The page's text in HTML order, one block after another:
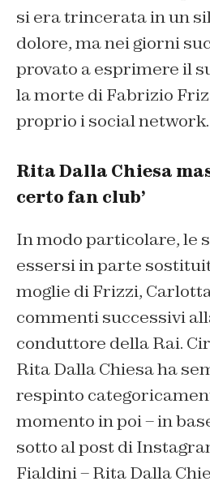
si era trincerata in un
dolore, ma nei giorni
provato a esprimere il
la morte di Fabrizio
proprio i social network.
Rita Dalla Chiesa
certo fan club’
In modo particolare, le
essersi in parte
moglie di Frizzi,
commenti successivi
conduttore della Rai.
Rita Dalla Chiesa ha
respinto
momento in poi – in
sotto al post di
Fialdini – Rita Dalla